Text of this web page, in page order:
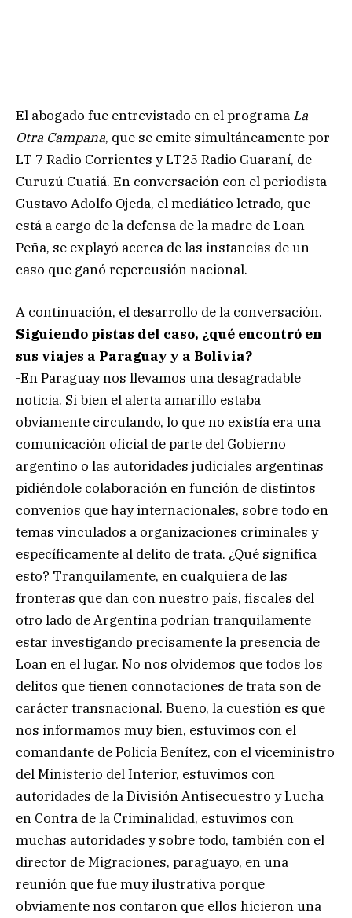
El abogado fue entrevistado en el programa La
Otra Campana, que se emite simultáneamente por
LT 7 Radio Corrientes y LT25 Radio Guaraní, de
Curuzú Cuatiá. En conversación con el periodista
Gustavo Adolfo Ojeda, el mediático letrado, que
está a cargo de la defensa de la madre de Loan
Peña, se explayó acerca de las instancias de un
caso que ganó repercusión nacional.
A continuación, el desarrollo de la conversación.
Siguiendo pistas del caso, ¿qué encontró en
sus viajes a Paraguay y a Bolivia?
-En Paraguay nos llevamos una desagradable
noticia. Si bien el alerta amarillo estaba
obviamente circulando, lo que no existía era una
comunicación oficial de parte del Gobierno
argentino o las autoridades judiciales argentinas
pidiéndole colaboración en función de distintos
convenios que hay internacionales, sobre todo en
temas vinculados a organizaciones criminales y
específicamente al delito de trata. ¿Qué significa
esto? Tranquilamente, en cualquiera de las
fronteras que dan con nuestro país, fiscales del
otro lado de Argentina podrían tranquilamente
estar investigando precisamente la presencia de
Loan en el lugar. No nos olvidemos que todos los
delitos que tienen connotaciones de trata son de
carácter transnacional. Bueno, la cuestión es que
nos informamos muy bien, estuvimos con el
comandante de Policía Benítez, con el viceministro
del Ministerio del Interior, estuvimos con
autoridades de la División Antisecuestro y Lucha
en Contra de la Criminalidad, estuvimos con
muchas autoridades y sobre todo, también con el
director de Migraciones, paraguayo, en una
reunión que fue muy ilustrativa porque
obviamente nos contaron que ellos hicieron una